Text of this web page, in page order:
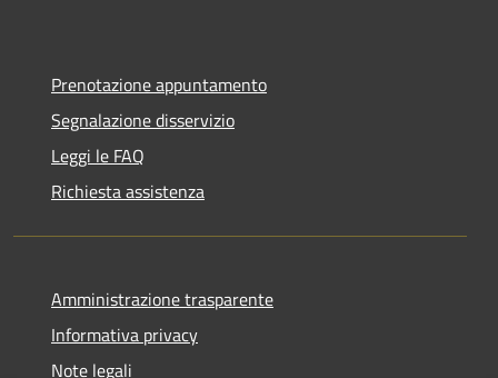
Prenotazione appuntamento
Segnalazione disservizio
Leggi le FAQ
Richiesta assistenza
Amministrazione trasparente
Informativa privacy
Note legali